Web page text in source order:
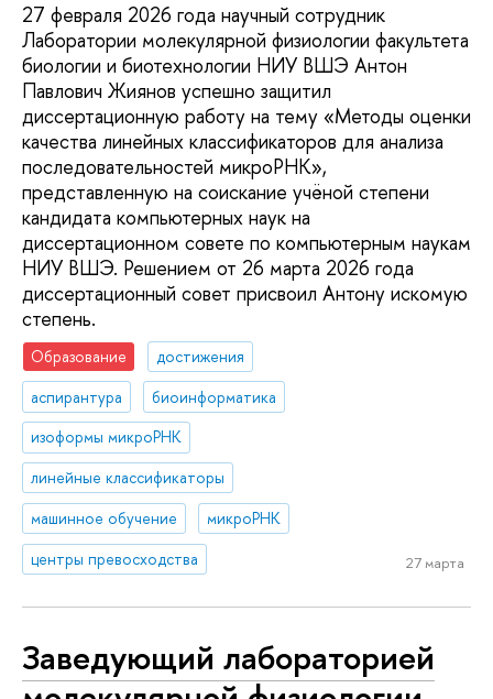
27 февраля 2026 года научный сотрудник
Лаборатории молекулярной физиологии факультета
биологии и биотехнологии НИУ ВШЭ Антон
Павлович Жиянов успешно защитил
диссертационную работу на тему «Методы оценки
качества линейных классификаторов для анализа
последовательностей микроРНК»,
представленную на соискание учёной степени
кандидата компьютерных наук на
диссертационном совете по компьютерным наукам
НИУ ВШЭ. Решением от 26 марта 2026 года
диссертационный совет присвоил Антону искомую
степень.
Образование
достижения
аспирантура
биоинформатика
изоформы микроРНК
линейные классификаторы
машинное обучение
микроРНК
центры превосходства
27 марта
Заведующий лабораторией